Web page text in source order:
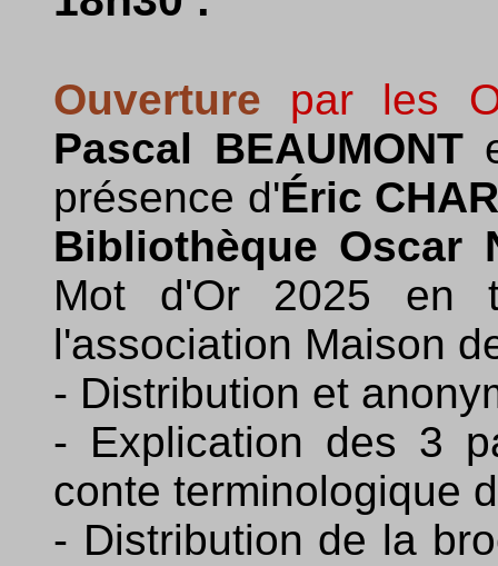
Ouverture
par les
Pascal BEAUMONT
présence d'Éric
Bibliothèque Oscar
Mot d'Or 2025 en
l'association Maison
- Distribution et
- Explication des 3
conte terminologique
- Distribution de la